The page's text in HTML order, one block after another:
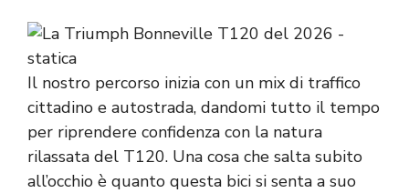
Il nostro percorso inizia con un mix di traffico
cittadino e autostrada, dandomi tutto il tempo
per riprendere confidenza con la natura
rilassata del T120. Una cosa che salta subito
all’occhio è quanto questa bici si senta a suo